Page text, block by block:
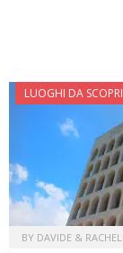
LUOGHI DA
BY DAVIDE &